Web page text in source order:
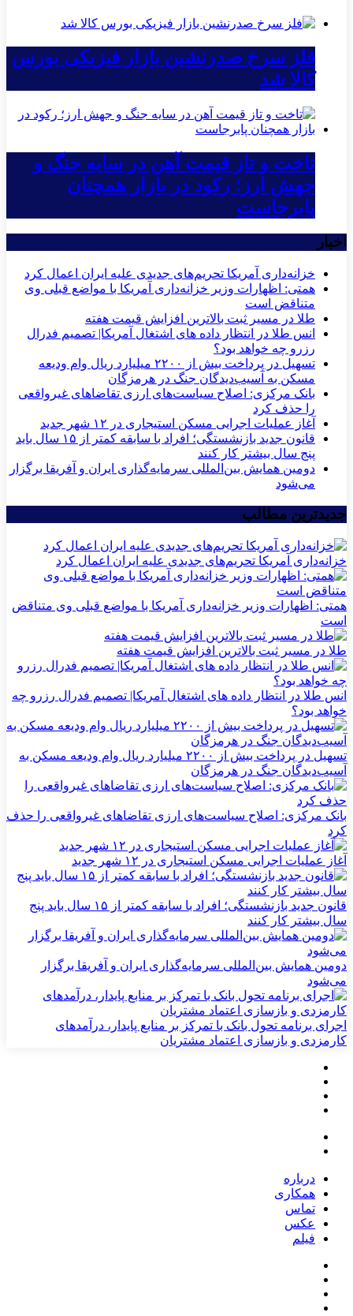
فلز سرخ صدرنشین بازار فیزیکی بورس
کالا شد
تاخت و تاز قیمت آهن در سایه جنگ و
جهش ارز؛ رکود در بازار همچنان
پابرجاست
اخبار
خزانه‌داری آمریکا تحریم‌های جدیدی علیه ایران اعمال کرد
همتی: اظهارات وزیر خزانه‌داری آمریکا با مواضع قبلی وی
متناقض است
طلا در مسیر ثبت بالاترین افزایش قیمت هفته
انس طلا در انتظار داده های اشتغال آمریکا| تصمیم فدرال
رزرو چه خواهد بود؟
تسهیل در پرداخت بیش از ۲۲۰۰ میلیارد ریال وام ودیعه
مسکن به آسیب‌دیدگان جنگ در هرمزگان
بانک مرکزی: اصلاح سیاست‌های ارزی تقاضاهای غیرواقعی
را حذف کرد
آغاز عملیات اجرایی مسکن استیجاری در ۱۲ شهر جدید
قانون جدید بازنشستگی؛ افراد با سابقه کمتر از ۱۵ سال باید
پنج سال بیشتر کار کنند
دومین همایش بین‌المللی سرمایه‌گذاری ایران و آفریقا برگزار
می‌شود
جدیدترین مطالب
خزانه‌داری آمریکا تحریم‌های جدیدی علیه ایران اعمال کرد
همتی: اظهارات وزیر خزانه‌داری آمریکا با مواضع قبلی وی متناقض
است
طلا در مسیر ثبت بالاترین افزایش قیمت هفته
انس طلا در انتظار داده های اشتغال آمریکا| تصمیم فدرال رزرو چه
خواهد بود؟
تسهیل در پرداخت بیش از ۲۲۰۰ میلیارد ریال وام ودیعه مسکن به
آسیب‌دیدگان جنگ در هرمزگان
بانک مرکزی: اصلاح سیاست‌های ارزی تقاضاهای غیرواقعی را حذف
کرد
آغاز عملیات اجرایی مسکن استیجاری در ۱۲ شهر جدید
قانون جدید بازنشستگی؛ افراد با سابقه کمتر از ۱۵ سال باید پنج
سال بیشتر کار کنند
دومین همایش بین‌المللی سرمایه‌گذاری ایران و آفریقا برگزار
می‌شود
اجرای برنامه تحول بانک با تمرکز بر منابع پایدار، درآمدهای
کارمزدی و بازسازی اعتماد مشتریان
درباره
همکاری
تماس
عکس
فیلم